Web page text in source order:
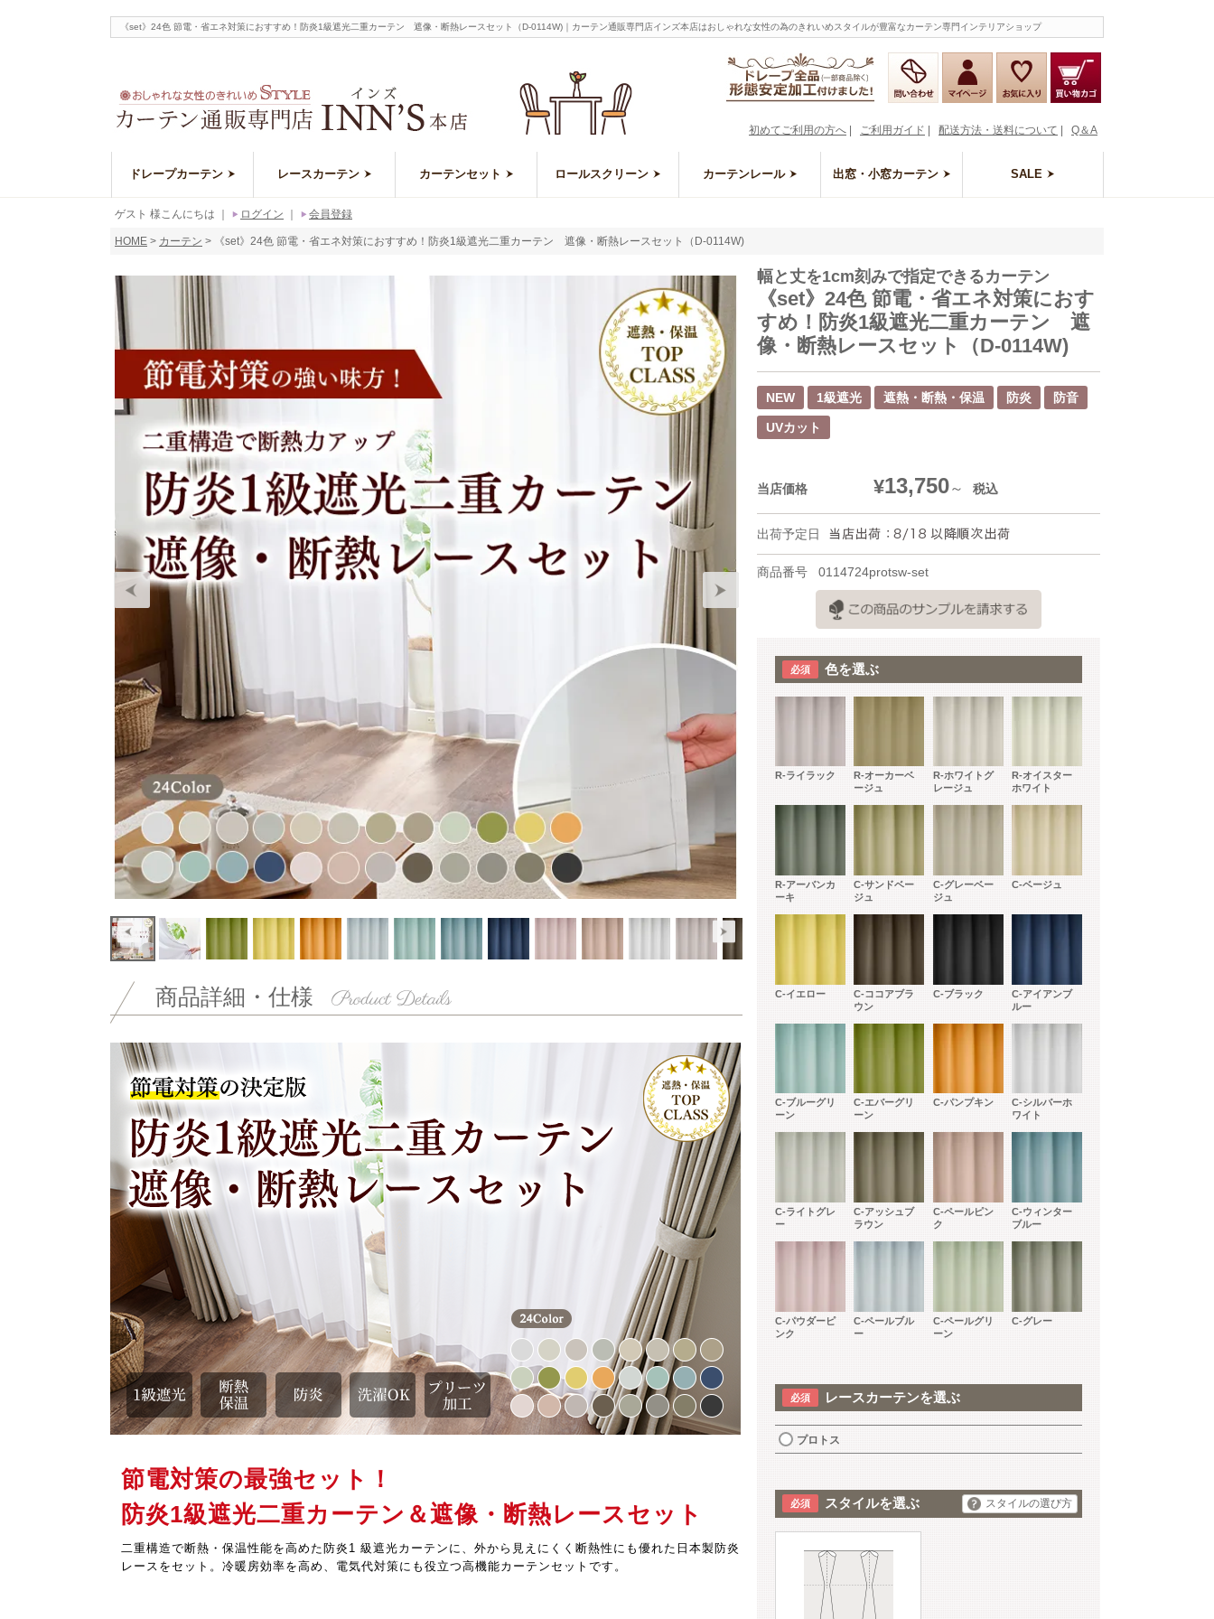
《set》24色 節電・省エネ対策におすすめ！防炎1級遮光二重カーテン 遮像・断熱レースセット（D-0114W)｜カーテン通販専門店インズ本店はおしゃれな女性の為のきれいめスタイルが豊富なカーテン専門インテリアショップ
Q＆A
配送方法・送料について
ご利用ガイド
初めてご利用の方へ
ドレープカーテン レースカーテン カーテンセット ロールスクリーン カーテンレール 出窓・小窓カーテン SALE
ゲスト 様こんにちは ログイン 会員登録
HOME カーテン 《set》24色 節電・省エネ対策におすすめ！防炎1級遮光二重カーテン 遮像・断熱レースセット（D-0114W)
商品詳細・仕様
節電対策の最強セット！
防炎1級遮光二重カーテン＆遮像・断熱レースセット
二重構造で断熱・保温性能を高めた防炎1 級遮光カーテンに、外から見えにくく断熱性にも優れた日本製防炎
レースをセット。冷暖房効率を高め、電気代対策にも役立つ高機能カーテンセットです。
幅と丈を1cm刻みで指定できるカーテン
《set》24色 節電・省エネ対策におす
すめ！防炎1級遮光二重カーテン 遮
像・断熱レースセット（D-0114W)
NEW 1級遮光 遮熱・断熱・保温 防炎 防音
UVカット
当店価格 ¥13,750 税込
出荷予定日
商品番号 0114724protsw-set
色を選ぶ
R-ライラック
R-オーカーベ
ージュ
R-ホワイトグ
レージュ
R-オイスター
ホワイト
R-アーバンカ
ーキ
C-サンドベー
ジュ
C-グレーベー
ジュ
C-ベージュ
C-イエロー
C-ココアブラ
ウン
C-ブラック
C-アイアンブ
ルー
C-ブルーグリ
ーン
C-エバーグリ
ーン
C-パンプキン
C-シルバーホ
ワイト
C-ライトグレ
ー
C-アッシュブ
ラウン
C-ペールピン
ク
C-ウィンター
ブルー
C-パウダーピ
ンク
C-ペールブル
ー
C-ペールグリ
ーン
C-グレー
レースカーテンを選ぶ
プロトス
スタイルを選ぶ スタイルの選び方